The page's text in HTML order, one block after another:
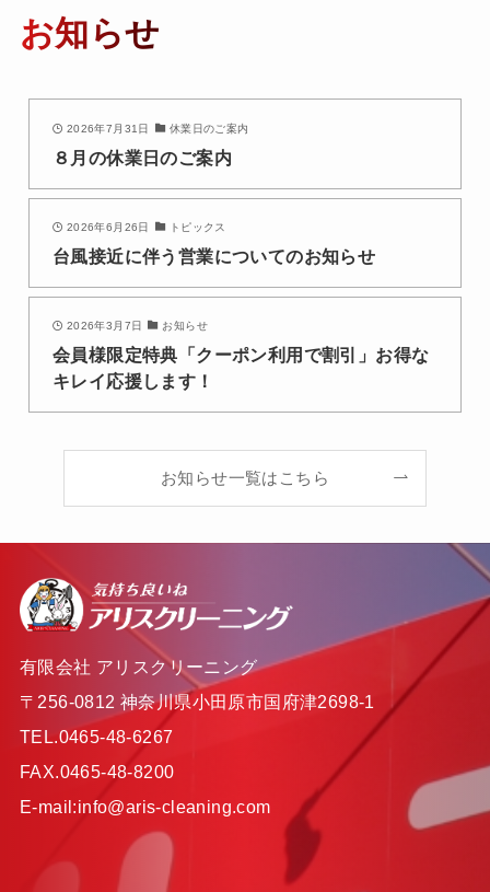
お知らせ
2026年7月31日 休業日のご案内
８月の休業日のご案内
2026年6月26日 トピックス
台風接近に伴う営業についてのお知らせ
2026年3月7日 お知らせ
会員様限定特典「クーポン利用で割引」お得な
キレイ応援します！
お知らせ一覧はこちら
有限会社 アリスクリーニング
〒256-0812 神奈川県小田原市国府津2698-1
TEL.0465-48-6267
FAX.0465-48-8200
E-mail:info@aris-cleaning.com